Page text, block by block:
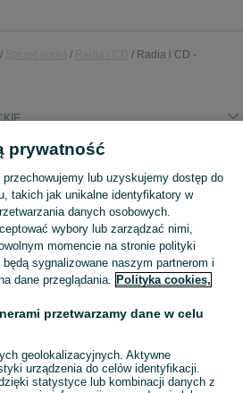
Radia i CD -
Sprzedaż sprzętu radiowego Podkarpackie ▶️ radia przenośne, CD, DAB+ – szeroki wybór w atrakcyjnych cenach ☝ Sprawdź ogłoszenia i kupuj online na OLX.pl!
prywatność
lub uzyskujemy dostęp do
takich jak unikalne identyfikatory w
danych osobowych.
wybory lub zarządzać nimi,
momencie na stronie polityki
sygnalizowane naszym partnerom i
dane przeglądania. Polityka cookies,
przetwarzamy dane w celu
geolokalizacyjnych. Aktywne
urządzenia do celów identyfikacji.
statystyce lub kombinacji danych z